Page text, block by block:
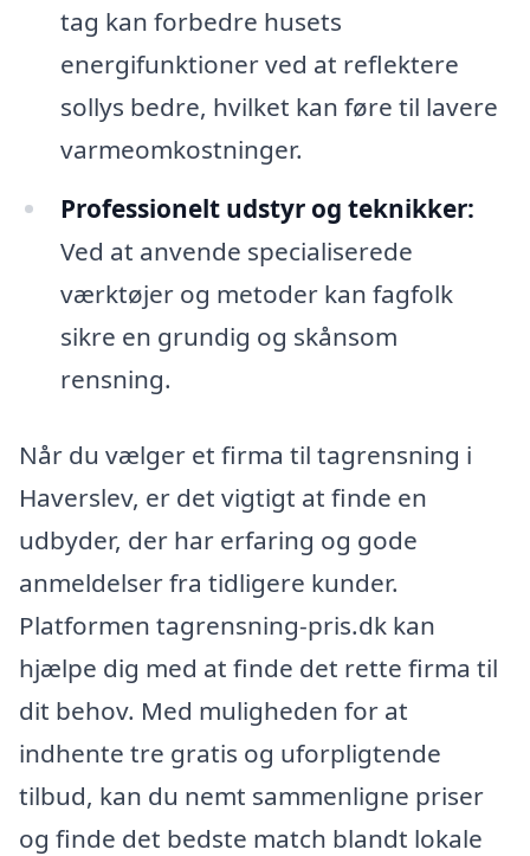
tag kan forbedre husets
energifunktioner ved at reflektere
sollys bedre, hvilket kan føre til lavere
varmeomkostninger.
Professionelt udstyr og teknikker:
Ved at anvende specialiserede
værktøjer og metoder kan fagfolk
sikre en grundig og skånsom
rensning.
Når du vælger et firma til tagrensning i
Haverslev, er det vigtigt at finde en
udbyder, der har erfaring og gode
anmeldelser fra tidligere kunder.
Platformen tagrensning-pris.dk kan
hjælpe dig med at finde det rette firma til
dit behov. Med muligheden for at
indhente tre gratis og uforpligtende
tilbud, kan du nemt sammenligne priser
og finde det bedste match blandt lokale